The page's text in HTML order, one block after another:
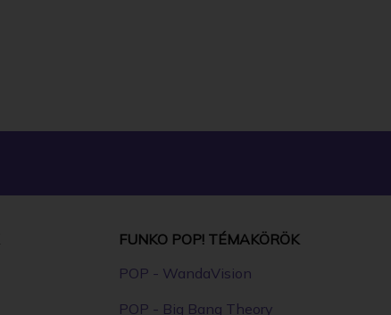
FUNKO POP! TÉMAKÖRÖK
POP - WandaVision
POP - Big Bang Theory